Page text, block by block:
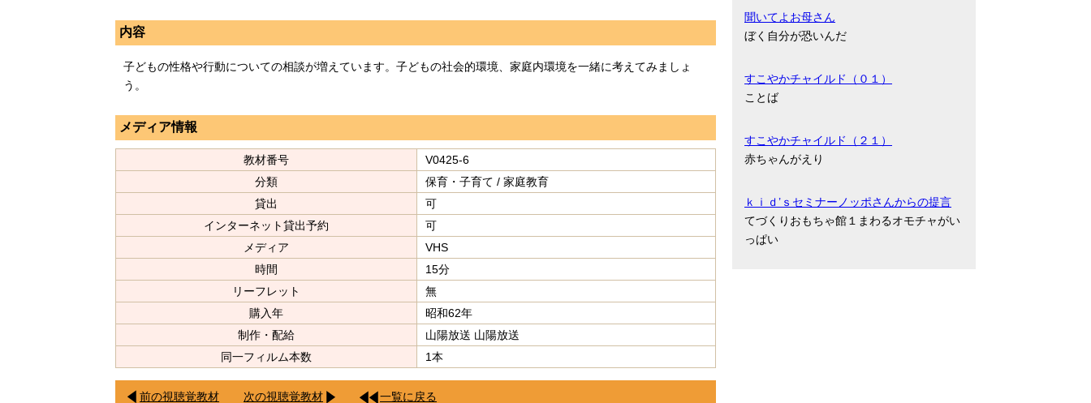
内容
子どもの性格や行動についての相談が増えています。子どもの社会的環境、家庭内環境を一緒に考えてみましょ
う。
メディア情報
教材番号
V0425-6
分類
保育・子育て / 家庭教育
貸出
可
インターネット貸出予約
可
メディア
VHS
時間
15分
リーフレット
無
購入年
昭和62年
制作・配給
山陽放送 山陽放送
同一フィルム本数
1本
前の視聴覚教材 次の視聴覚教材 一覧に戻る
聞いてよお母さん
ぼく自分が恐いんだ
すこやかチャイルド（０１）
ことば
すこやかチャイルド（２１）
赤ちゃんがえり
ｋｉｄ’ｓセミナーノッポさんからの提言
てづくりおもちゃ館１まわるオモチャがい
っぱい